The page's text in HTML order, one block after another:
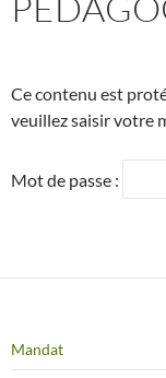
Ce contenu est
veuillez saisir votre
Mot de passe :
Mandat